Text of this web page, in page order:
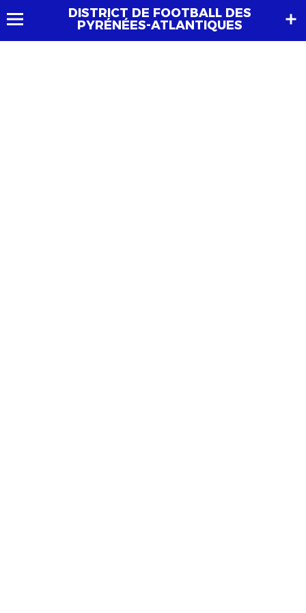
DISTRICT DE FOOTBALL DES
PYRÉNÉES-ATLANTIQUES